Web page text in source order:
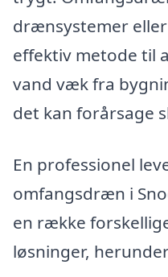
drænsystemer
effektiv metode til
vand væk fra
det kan forårsage
En professionel
omfangsdræn i
en række
løsninger,